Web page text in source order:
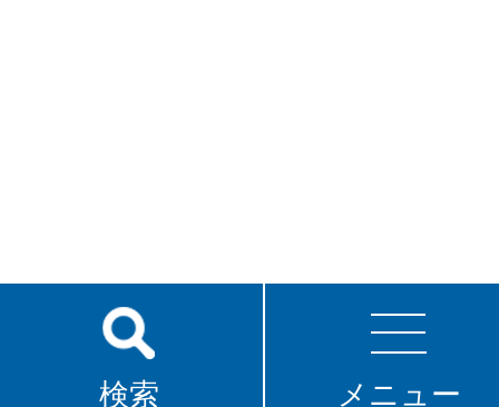
検索 メニュー